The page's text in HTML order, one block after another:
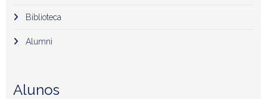
Biblioteca
Alumni
Alunos